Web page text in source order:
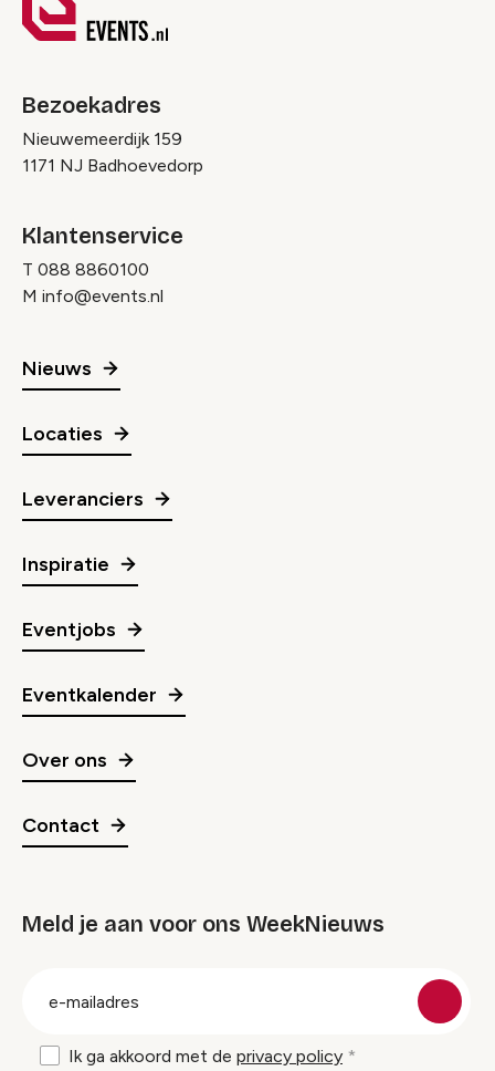
Bezoekadres
Nieuwemeerdijk 159
1171 NJ Badhoevedorp
Klantenservice
T 088 8860100
M info@events.nl
Nieuws
Locaties
Leveranciers
Inspiratie
Eventjobs
Eventkalender
Over ons
Contact
Meld je aan voor ons WeekNieuws
Ik ga akkoord met de privacy policy